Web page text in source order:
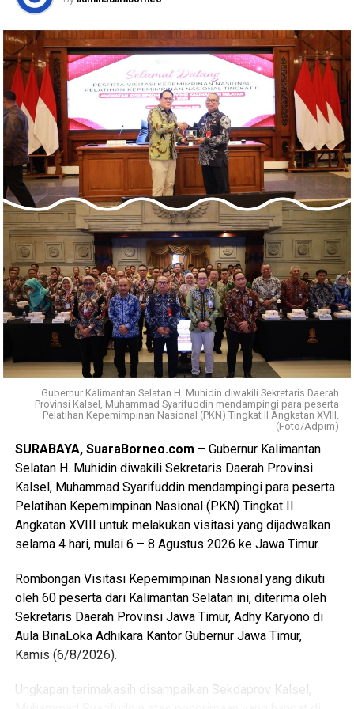
Gubernur Kalimantan Selatan H. Muhidin diwakili Sekretaris Daerah
Provinsi Kalsel, Muhammad Syarifuddin mendampingi para peserta
Pelatihan Kepemimpinan Nasional (PKN) Tingkat II Angkatan XVIII.
(Foto/Adpim)
SURABAYA, SuaraBorneo.com – Gubernur Kalimantan
Selatan H. Muhidin diwakili Sekretaris Daerah Provinsi
Kalsel, Muhammad Syarifuddin mendampingi para peserta
Pelatihan Kepemimpinan Nasional (PKN) Tingkat II
Angkatan XVIII untuk melakukan visitasi yang dijadwalkan
selama 4 hari, mulai 6 – 8 Agustus 2026 ke Jawa Timur.
Rombongan Visitasi Kepemimpinan Nasional yang dikuti
oleh 60 peserta dari Kalimantan Selatan ini, diterima oleh
Sekretaris Daerah Provinsi Jawa Timur, Adhy Karyono di
Aula BinaLoka Adhikara Kantor Gubernur Jawa Timur,
Kamis (6/8/2026).
Ungkapan terimakasih disampaikan Sekdaprov Kalsel,